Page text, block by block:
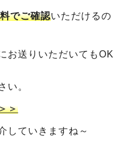
でご確認いただけるの
お送りいただいてもOK
い。
＞
していきますね～